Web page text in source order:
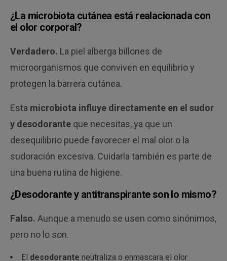
¿La microbiota cutánea está realacionada con
el olor corporal?
Verdadero. La piel alberga billones de
microorganismos que conviven en equilibrio y
protegen la barrera cutánea.
Esta microbiota influye directamente en el sudor
y desodorante que necesitas, ya que un
desequilibrio puede favorecer el mal olor o la
sudoración excesiva. Cuidarla también es parte de
una buena rutina de higiene.
¿Desodorante y antitranspirante son lo mismo?
Falso. Aunque a menudo se usen como sinónimos,
pero no lo son.
El desodorante neutraliza o enmascara el olor